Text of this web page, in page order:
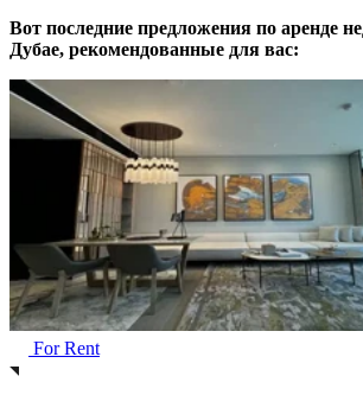
Вот последние предложения по аренде
Дубае, рекомендованные для вас:
For Rent